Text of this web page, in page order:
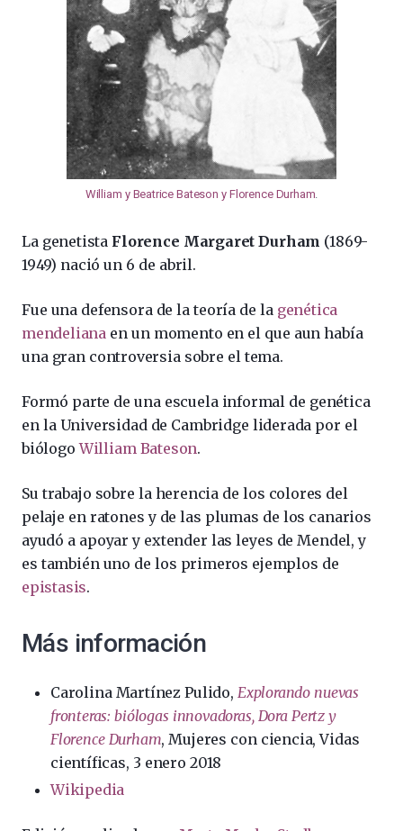
William y Beatrice Bateson y Florence Durham.
La genetista Florence Margaret Durham (1869-
1949) nació un 6 de abril.
Fue una defensora de la teoría de la genética
mendeliana en un momento en el que aun había
una gran controversia sobre el tema.
Formó parte de una escuela informal de genética
en la Universidad de Cambridge liderada por el
biólogoWilliam Bateson.
Su trabajo sobre la herencia de los colores del
pelaje en ratones y de las plumas de los canarios
ayudó a apoyar y extender las leyes de Mendel, y
es también uno de los primeros ejemplos de
epistasis.
Más información
Carolina Martínez Pulido, Explorando nuevas
fronteras: biólogas innovadoras, Dora Pertz y
Florence Durham, Mujeres con ciencia, Vidas
científicas, 3 enero 2018
Wikipedia